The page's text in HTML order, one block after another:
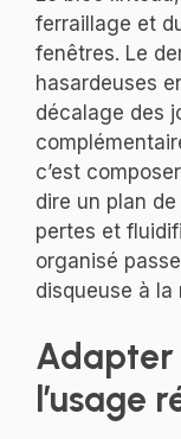
ferraillage et
fenêtres. Le
hasardeuses
décalage des
c’est
dire un plan
pertes et
organisé
disqueuse à
Adapter
l’usage